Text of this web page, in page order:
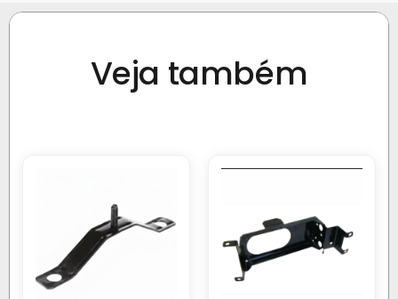
Veja também